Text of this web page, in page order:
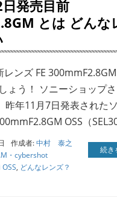
日発売目前
とは どんな
ンズ FE 300mmF2.8GM
ょう！ ソニーショップ
昨年11月7日発表された
OSS（
続き
作成者:中村 泰之
・cybershot
, どんなレンズ？